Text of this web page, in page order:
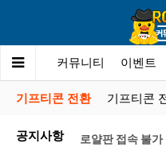
이트 커뮤니티 이벤트
기프티콘 전환 기프티콘
공지사항
로얄판 접속 불가